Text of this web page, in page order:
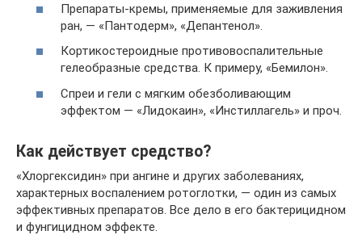
Препараты-кремы, применяемые для заживления
ран, — «Пантодерм», «Депантенол».
Кортикостероидные противовоспалительные
гелеобразные средства. К примеру, «Бемилон».
Спреи и гели с мягким обезболивающим
эффектом — «Лидокаин», «Инстиллагель» и проч.
Как действует средство?
«Хлоргексидин» при ангине и других заболеваниях,
характерных воспалением ротоглотки, — один из самых
эффективных препаратов. Все дело в его бактерицидном
и фунгицидном эффекте.